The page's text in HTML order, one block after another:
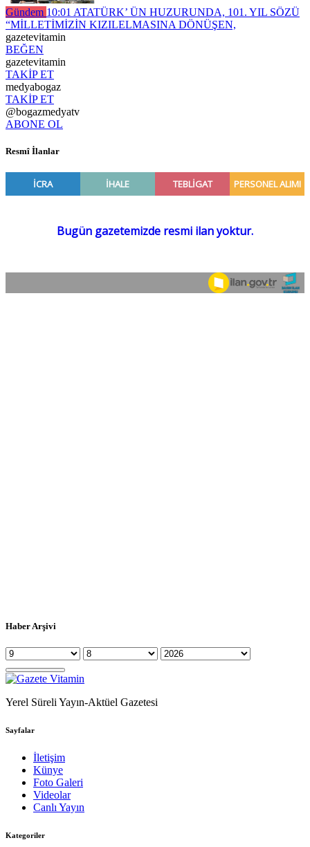
Gündem 10:01 ATATÜRK’ ÜN HUZURUNDA, 101. YIL SÖZÜ
“MİLLETİMİZİN KIZILELMASINA DÖNÜŞEN,
gazetevitamin
BEĞEN
gazetevitamin
TAKİP ET
medyabogaz
TAKİP ET
@bogazmedyatv
ABONE OL
Resmî İlanlar
Haber Arşivi
Yerel Süreli Yayın-Aktüel Gazetesi
Sayfalar
İletişim
Künye
Foto Galeri
Videolar
Canlı Yayın
Kategoriler